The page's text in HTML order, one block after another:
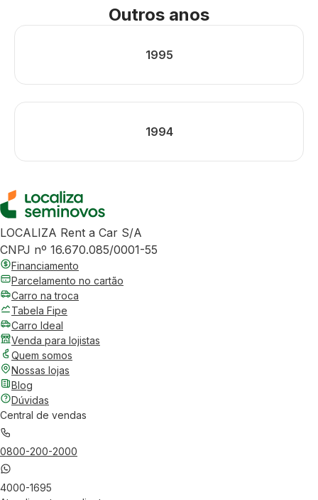
Outros anos
1995
1994
LOCALIZA Rent a Car S/A
CNPJ nº 16.670.085/0001-55
Financiamento
Parcelamento no cartão
Carro na troca
Tabela Fipe
Carro Ideal
Venda para lojistas
Quem somos
Nossas lojas
Blog
Dúvidas
Central de vendas
0800-200-2000
4000-1695